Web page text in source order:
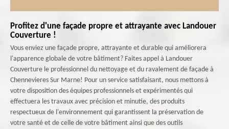
Profitez d'une façade propre et attrayante avec Landouer
Couverture !
Vous enviez une façade propre, attrayante et durable qui améliorera
l'apparence globale de votre bâtiment? Faites appel à Landouer
Couverture le professionnel du nettoyage et du ravalement de façade à
Chennevieres Sur Marne! Pour un service satisfaisant, nous mettons à
votre disposition des équipes professionnels et expérimentés qui
effectuera les travaux avec précision et minutie, des produits
respectueux de l'environnement qui garantissent la préservation de
votre santé et de celle de votre bâtiment ainsi que des outils